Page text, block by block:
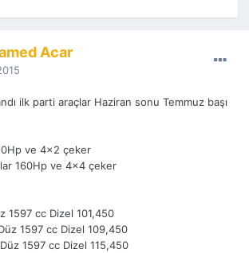
Acar
ilk parti araçlar Haziran sonu Temmuz başı
ve 4x2 çeker
160Hp ve 4x4 çeker
1597 cc Dizel 101,450
1597 cc Dizel 109,450
1597 cc Dizel 115,450